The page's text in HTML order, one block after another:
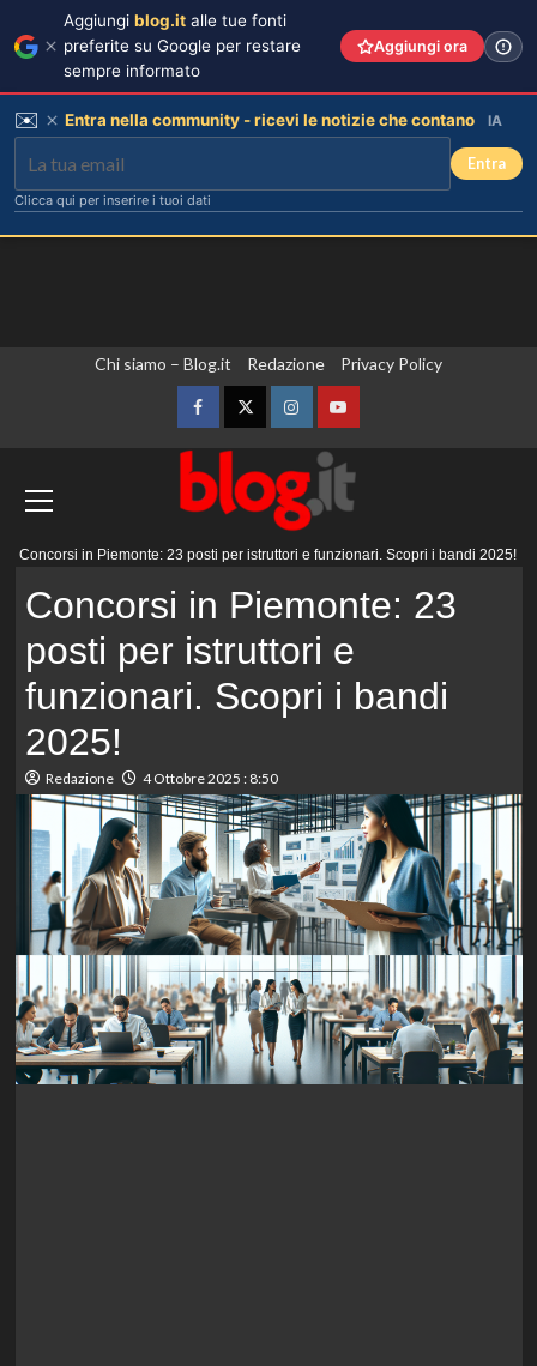
Chi siamo – Blog.it Redazione Privacy Policy
FacebookTwitterInstagramYouTube
Concorsi in Piemonte: 23 posti per istruttori e funzionari. Scopri i bandi 2025!
Concorsi in Piemonte: 23
posti per istruttori e
funzionari. Scopri i bandi
2025!
Redazione 4 Ottobre 2025 : 8:50
Aggiungi blog.it alle tue fonti
preferite su Google per restare
sempre informato
Aggiungi ora
✉️ Entra nella community - ricevi le notizie che contano IA
Entra
Clicca qui per inserire i tuoi dati